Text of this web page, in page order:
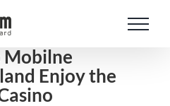
Mobilne
Enjoy the